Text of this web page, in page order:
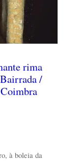
rima
/
à boleia da